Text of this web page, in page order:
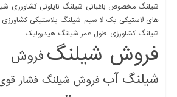
شیلنگ مخصوص باغبانی شیلنگ نایلونی کشاورزی
های لاستیکی یک لا سیم شیلنگ پلاستیکی کشاورزی
شیلنگ کشاورزی طول عمر شیلنگ هیدرولیک
فروش شیلنگ فروش
شیلنگ آب فروش شیلنگ فشار